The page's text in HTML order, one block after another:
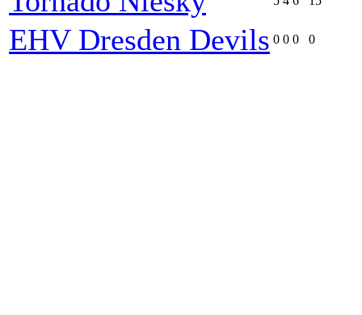
EHV Dresden Devils 0 0 0 0